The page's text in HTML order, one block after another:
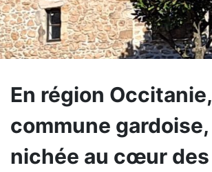
En région Occitanie,
commune gardoise,
nichée au cœur des